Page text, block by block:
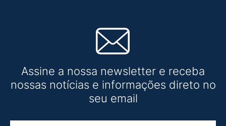
Assine a nossa newsletter e receba
nossas notícias e informações direto no
seu email